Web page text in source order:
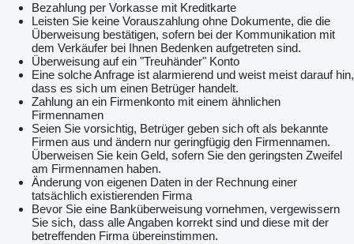
Bezahlung per Vorkasse mit Kreditkarte
Leisten Sie keine Vorauszahlung ohne Dokumente, die die
Überweisung bestätigen, sofern bei der Kommunikation mit
dem Verkäufer bei Ihnen Bedenken aufgetreten sind.
Überweisung auf ein "Treuhänder" Konto
Eine solche Anfrage ist alarmierend und weist meist darauf hin,
dass es sich um einen Betrüger handelt.
Zahlung an ein Firmenkonto mit einem ähnlichen
Firmennamen
Seien Sie vorsichtig, Betrüger geben sich oft als bekannte
Firmen aus und ändern nur geringfügig den Firmennamen.
Überweisen Sie kein Geld, sofern Sie den geringsten Zweifel
am Firmennamen haben.
Änderung von eigenen Daten in der Rechnung einer
tatsächlich existierenden Firma
Bevor Sie eine Banküberweisung vornehmen, vergewissern
Sie sich, dass alle Angaben korrekt sind und diese mit der
betreffenden Firma übereinstimmen.